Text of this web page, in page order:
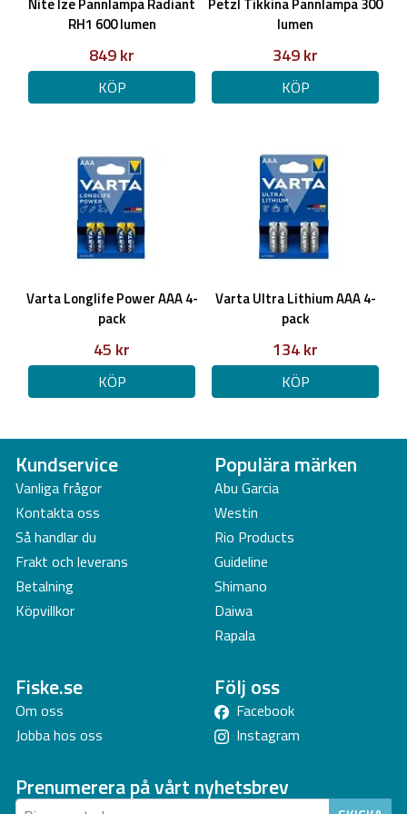
RH1 600 lumen
849 kr
KÖP
lumen
349 kr
KÖP
Varta Longlife Power AAA 4-
pack
45 kr
KÖP
Varta Ultra Lithium AAA 4-
pack
134 kr
KÖP
Kundservice
Vanliga frågor
Kontakta oss
Så handlar du
Frakt och leverans
Betalning
Köpvillkor
Populära märken
Abu Garcia
Westin
Rio Products
Guideline
Shimano
Daiwa
Rapala
Fiske.se
Om oss
Jobba hos oss
Följ oss
Facebook
Instagram
Prenumerera på vårt nyhetsbrev